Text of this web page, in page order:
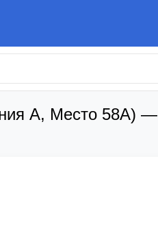
А, Место 58А) —